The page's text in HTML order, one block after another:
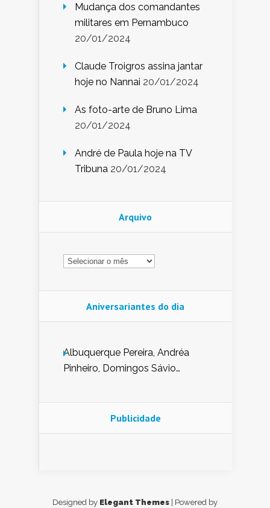
Mudança dos comandantes
militares em Pernambuco
20/01/2024
Claude Troigros assina jantar
hoje no Nannai 20/01/2024
As foto-arte de Bruno Lima
20/01/2024
André de Paula hoje na TV
Tribuna 20/01/2024
Arquivo
Arquivo
Aniversariantes do dia
Albuquerque Pereira, Andréa
Pinheiro, Domingos Sávio
Nunes de Sena, Fátima Peixoto,
Glória Pereira, Kátia Mesel,
Publicidade
Designed by Elegant Themes | Powered by